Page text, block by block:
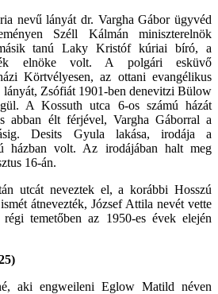
nevű lányát dr. Vargha Gábor ügyvéd
Széll Kálmán miniszterelnök
tanú Laky Kristóf kúriai bíró, a
elnöke volt. A polgári esküvő
Körtvélyesen, az ottani evangélikus
Zsófiát 1901-ben denevitzi Bülow
A Kossuth utca 6-os számú házát
abban élt férjével, Vargha Gáborral a
Desits Gyula lakása, irodája a
házban volt. Az irodájában halt meg
16-án.
utcát neveztek el, a korábbi Hosszú
átnevezték, József Attila nevét vette
temetőben az 1950-es évek elején
aki engweileni Eglow Matild néven